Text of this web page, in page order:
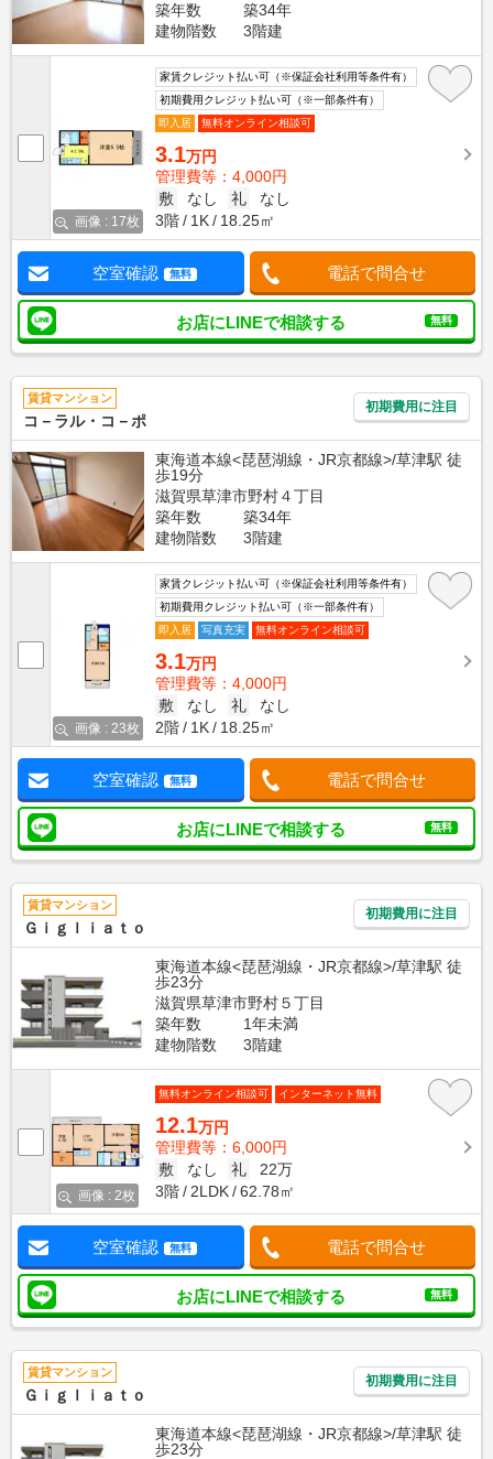
築年数
築34年
建物階数
3階建
画像 : 17枚
家賃クレジット払い可（※保証会社利用等条件有）
初期費用クレジット払い可（※一部条件有）
即入居
無料オンライン相談可
3.1万円
管理費等：4,000円
敷
なし 礼
なし
3階
1K 18.25㎡
空室確認 無料 電話で問合せ
お店にLINEで相談する 無料
賃貸マンション
コ－ラル・コ－ポ
初期費用に注目
東海道本線<琵琶湖線・JR京都線>/草津駅 徒
歩19分
滋賀県草津市野村４丁目
築年数
築34年
建物階数
3階建
画像 : 23枚
家賃クレジット払い可（※保証会社利用等条件有）
初期費用クレジット払い可（※一部条件有）
即入居
写真充実 無料オンライン相談可
3.1万円
管理費等：4,000円
敷
なし 礼
なし
2階
1K 18.25㎡
空室確認 無料 電話で問合せ
お店にLINEで相談する 無料
賃貸マンション
Ｇｉｇｌｉａｔｏ
初期費用に注目
東海道本線<琵琶湖線・JR京都線>/草津駅 徒
歩23分
滋賀県草津市野村５丁目
築年数
1年未満
建物階数
3階建
画像 : 2枚
無料オンライン相談可 インターネット無料
12.1万円
管理費等：6,000円
敷
なし 礼
22万
3階
2LDK 62.78㎡
空室確認 無料 電話で問合せ
お店にLINEで相談する 無料
賃貸マンション
Ｇｉｇｌｉａｔｏ
初期費用に注目
東海道本線<琵琶湖線・JR京都線>/草津駅 徒
歩23分